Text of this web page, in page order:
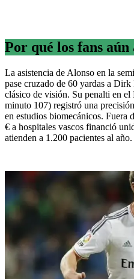
Por qué los fans
La asistencia de Alonso en la
pase cruzado de 60 yardas a
clásico de visión. Su penalti en
minuto 107) registró una
en estudios biomecánicos. Fuera
€ a hospitales vascos financió
atienden a 1.200 pacientes al año.